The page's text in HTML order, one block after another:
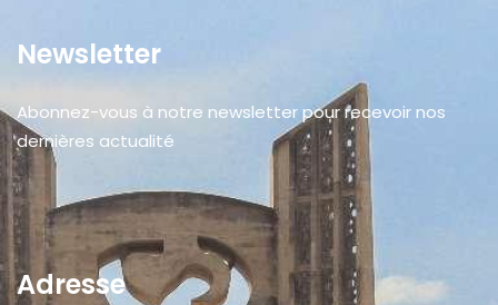
Newsletter
Abonnez-vous à notre newsletter pour recevoir nos
dernières actualité
Adresse